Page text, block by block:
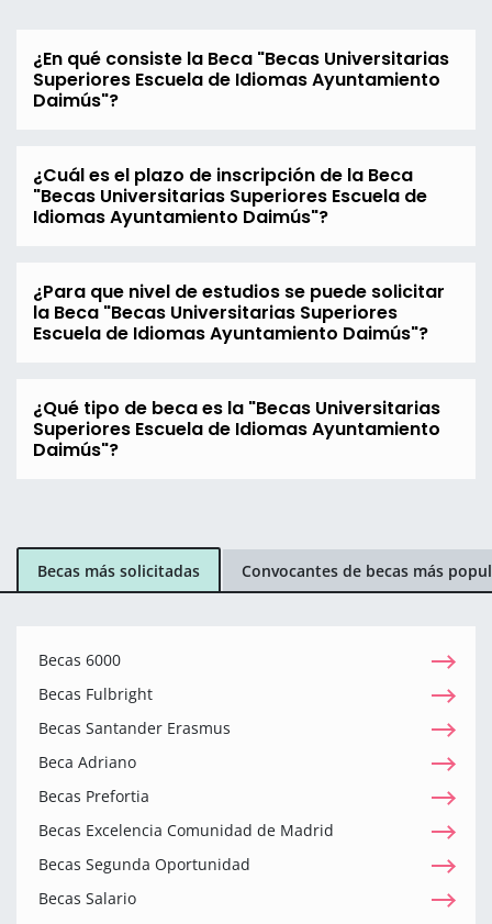
¿En qué consiste la Beca "Becas Universitarias
Superiores Escuela de Idiomas Ayuntamiento
Daimús"?
¿Cuál es el plazo de inscripción de la Beca
"Becas Universitarias Superiores Escuela de
Idiomas Ayuntamiento Daimús"?
¿Para que nivel de estudios se puede solicitar
la Beca "Becas Universitarias Superiores
Escuela de Idiomas Ayuntamiento Daimús"?
¿Qué tipo de beca es la "Becas Universitarias
Superiores Escuela de Idiomas Ayuntamiento
Daimús"?
Becas más solicitadas Convocantes de becas más
Becas 6000
Becas Fulbright
Becas Santander Erasmus
Beca Adriano
Becas Prefortia
Becas Excelencia Comunidad de Madrid
Becas Segunda Oportunidad
Becas Salario